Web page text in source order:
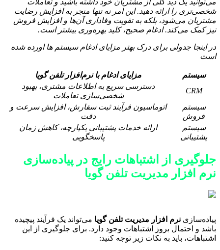
می‌توانید یک دید کلی از مشتریان خود داشته باشید و تعاملات
شخصی‌تری را ارائه دهید. این امر نه تنها منجر به افزایش رضایت
مشتریان می‌شود، بلکه به تقویت وفاداری آن‌ها و افزایش فروش
نیز کمک می‌کند. ادغام صحیح، کلید بهره‌وری بیشتر است.
در اینجا جدولی برای درک بهتر مزایای ادغام سیستم ها اورده شده
است
سیستم
مزایای ادغام با نرم‌افزار تلفن گویا
CRM
دسترسی سریع به اطلاعات مشتری، بهبود
شخصی‌سازی تعاملات
سیستم
فروش
اتوماسیون فرآیند ثبت سفارش، افزایش سرعت و
دقت
سیستم
پشتیبانی
ارائه خدمات پشتیبانی یکپارچه، کاهش زمان
پاسخگویی
جلوگیری از اشتباهات رایج در پیاده‌سازی
نرم افزار مدیریت تلفن گویا
پیاده‌سازی نرم افزار مدیریت تلفن گویا می‌تواند یک فرآیند پیچیده
باشد و احتمال بروز اشتباهات وجود دارد. برای جلوگیری از این
اشتباهات، باید به نکات زیر توجه کنید: